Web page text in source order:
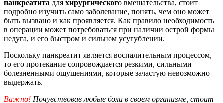
панкреатита для хирургического вмешательства, стоит
подробно изучить само заболевание, понять, чем оно может
быть вызвано и как проявляется. Как правило необходимость
в операции может потребоваться при наличии острой формы
недуга, и его быстром и сильном усугублении.
Поскольку панкреатит является воспалительным процессом,
то его протекание сопровождается резкими, сильными
болезненными ощущениями, которые зачастую невозможно
выдержать.
Важно! Почувствовав любые боли в своем организме, стоит